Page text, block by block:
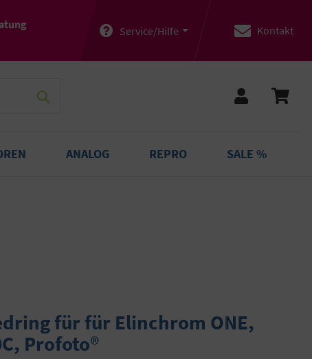
Service/Hilfe Kontakt
ANALOG REPRO SALE %
für für Elinchrom ONE,
Profoto®